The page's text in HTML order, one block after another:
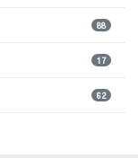
88
17
62